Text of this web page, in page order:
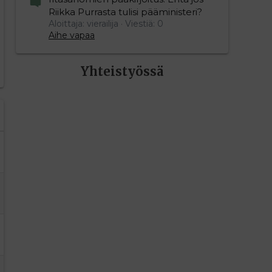
Riikka Purrasta tulisi pääministeri?
Aloittaja: vierailija
Viestiä: 0
Aihe vapaa
Yhteistyössä